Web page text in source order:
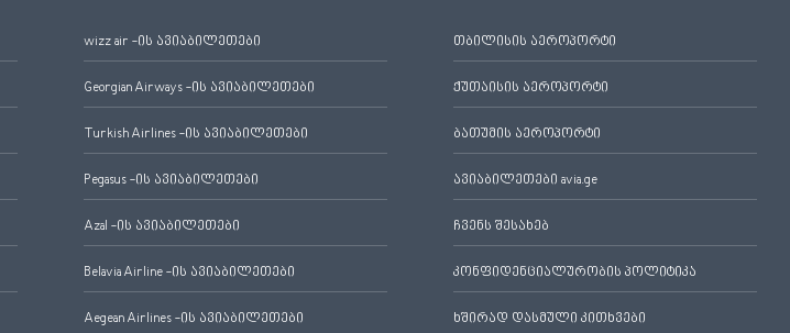
wizz air -ის ავიაბილეთები
Georgian Airways -ის ავიაბილეთები
Turkish Airlines -ის ავიაბილეთები
Pegasus -ის ავიაბილეთები
Azal -ის ავიაბილეთები
Belavia Airline -ის ავიაბილეთები
Aegean Airlines -ის ავიაბილეთები
თბილისის აეროპორტი
ქუთაისის აეროპორტი
ბათუმის აეროპორტი
ავიაბილეთები avia.ge
ჩვენს შესახებ
კონფიდენციალურობის პოლიტიკა
ხშირად დასმული კითხვები